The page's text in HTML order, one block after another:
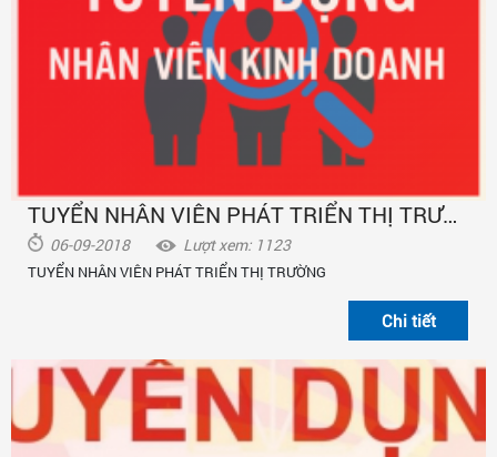
TUYỂN NHÂN VIÊN PHÁT TRIỂN THỊ TRƯỜNG
06-09-2018 Lượt xem: 1123
TUYỂN NHÂN VIÊN PHÁT TRIỂN THỊ TRƯỜNG